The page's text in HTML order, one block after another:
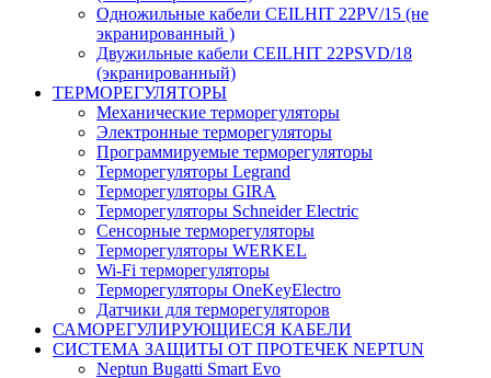
Одножильные кабели CEILHIT 22PV/15 (не
экранированный )
Двужильные кабели CEILHIT 22PSVD/18
(экранированный)
ТЕРМОРЕГУЛЯТОРЫ
Механические терморегуляторы
Электронные терморегуляторы
Программируемые терморегуляторы
Терморегуляторы Legrand
Терморегуляторы GIRA
Терморегуляторы Schneider Electric
Сенсорные терморегуляторы
Терморегуляторы WERKEL
Wi-Fi терморегуляторы
Терморегуляторы OneKeyElectro
Датчики для терморегуляторов
САМОРЕГУЛИРУЮЩИЕСЯ КАБЕЛИ
СИСТЕМА ЗАЩИТЫ ОТ ПРОТЕЧЕК NEPTUN
Neptun Bugatti Smart Evo